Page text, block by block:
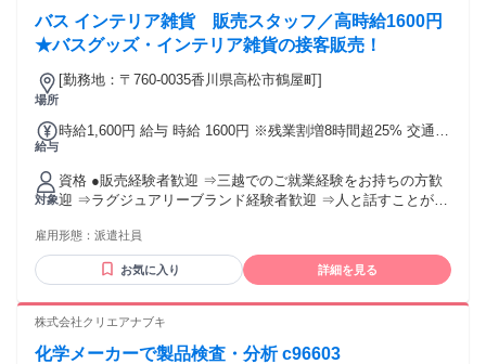
バス インテリア雑貨 販売スタッフ／高時給1600円
★バスグッズ・インテリア雑貨の接客販売！
場所
[勤務地：〒760-0035香川県高松市鶴屋町]
給与
時給1,600円 給与 時給 1600円 ※残業割増8時間超25% 交通
備::交通費支給::研修あり::経験者歓迎::有資格者歓迎::ブラン
クOK::40代以上応募可::50代以上応募可::即日勤務OK::シフト
制::月1シフト提出::週払いOK::
対象
資格 ●販売経験者歓迎 ⇒三越でのご就業経験をお持ちの方歓
迎 ⇒ラグジュアリーブランド経験者歓迎 ⇒人と話すことが好
ださい！
雇用形態： 派遣社員
お気に入り 詳細を見る
株式会社クリエアナブキ
化学メーカーで製品検査・分析 c96603